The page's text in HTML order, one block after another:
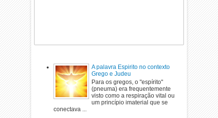
A palavra Espirito no contexto
Grego e Judeu
Para os gregos, o "espírito"
(pneuma) era frequentemente
visto como a respiração vital ou
um princípio imaterial que se
conectava ...